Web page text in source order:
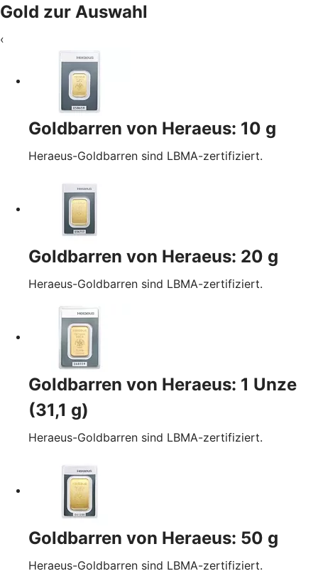
Gold zur Auswahl
‹
Goldbarren von Heraeus: 10 g
Heraeus-Goldbarren sind LBMA-zertifiziert.
Goldbarren von Heraeus: 20 g
Heraeus-Goldbarren sind LBMA-zertifiziert.
Goldbarren von Heraeus: 1 Unze
(31,1 g)
Heraeus-Goldbarren sind LBMA-zertifiziert.
Goldbarren von Heraeus: 50 g
Heraeus-Goldbarren sind LBMA-zertifiziert.